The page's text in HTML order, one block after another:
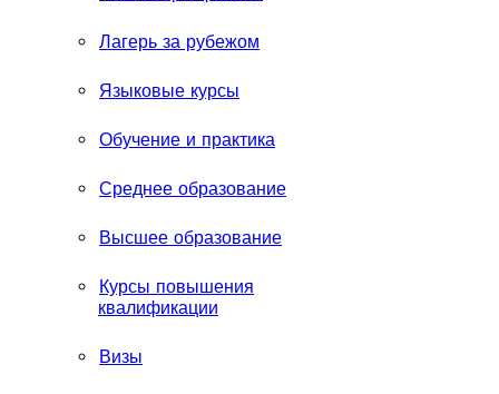
Лагерь за рубежом
Языковые курсы
Обучение и практика
Среднее образование
Высшее образование
Курсы повышения
квалификации
Визы